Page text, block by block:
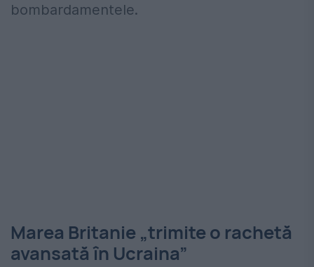
bombardamentele.
Marea Britanie „trimite o rachetă
avansată în Ucraina”